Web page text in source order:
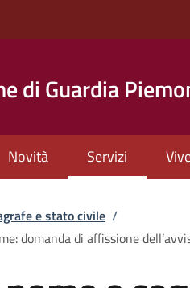
di Guardia
Novità Servizi
e stato civile /
domanda di affissione